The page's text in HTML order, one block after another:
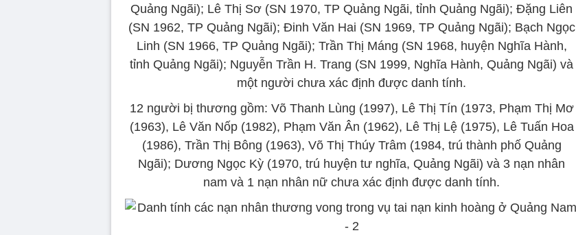
Quảng Ngãi); Lê Thị Sơ (SN 1970, TP Quảng Ngãi, tỉnh Quảng Ngãi); Đặng Liên
(SN 1962, TP Quảng Ngãi); Đinh Văn Hai (SN 1969, TP Quảng Ngãi); Bạch Ngọc
Linh (SN 1966, TP Quảng Ngãi); Trần Thị Máng (SN 1968, huyện Nghĩa Hành,
tỉnh Quảng Ngãi); Nguyễn Trần H. Trang (SN 1999, Nghĩa Hành, Quảng Ngãi) và
một người chưa xác định được danh tính.
12 người bị thương gồm: Võ Thanh Lùng (1997), Lê Thị Tín (1973, Phạm Thị Mơ
(1963), Lê Văn Nốp (1982), Phạm Văn Ân (1962), Lê Thị Lệ (1975), Lê Tuấn Hoa
(1986), Trần Thị Bông (1963), Võ Thị Thúy Trâm (1984, trú thành phố Quảng
Ngãi); Dương Ngọc Kỳ (1970, trú huyện tư nghĩa, Quảng Ngãi) và 3 nạn nhân
nam và 1 nạn nhân nữ chưa xác định được danh tính.